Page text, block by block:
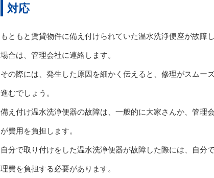
対応
もともと賃貸物件に備え付けられていた温水洗浄便座が故障
場合は、管理会社に連絡します。
その際には、発生した原因を細かく伝えると、修理がスムー
進むでしょう。
備え付け温水洗浄便器の故障は、一般的に大家さんか、管理
が費用を負担します。
自分で取り付けをした温水洗浄便器が故障した際には、自分
理費を負担する必要があります。